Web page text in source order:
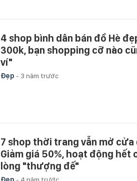
4 shop bình dân bán đồ Hè
300k, bạn shopping cỡ nào
ví"
Đẹp - 3 năm trước
7 shop thời trang vẫn mở cửa
Giảm giá 50%, hoạt động hết
lòng "thượng đế"